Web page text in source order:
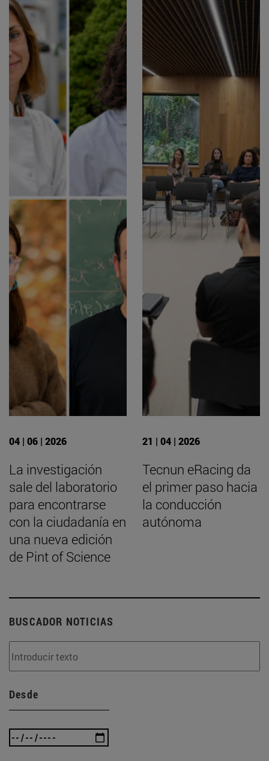
04 | 06 | 2026
La investigación
sale del laboratorio
para encontrarse
con la ciudadanía en
una nueva edición
de Pint of Science
21 | 04 | 2026
Tecnun eRacing da
el primer paso hacia
la conducción
autónoma
BUSCADOR NOTICIAS
Desde